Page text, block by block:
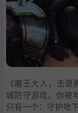
4.地牢
5
我们的灵感来源：
系统需求
支持作者
学习版下载
《魔王大人，击
城防守游戏。你被
只有一个：守护地下